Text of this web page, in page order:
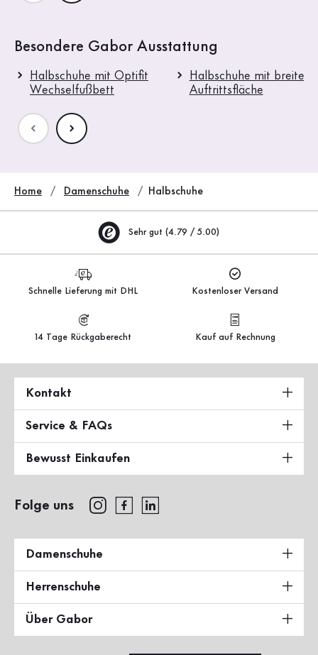
Besondere Gabor Ausstattung
Halbschuhe mit Optifit
Wechselfußbett
Halbschuhe mit
Auftrittsfläche
Home Damenschuhe Halbschuhe
Sehr gut (4.79 / 5.00)
Schnelle Lieferung mit DHL Kostenloser Versand
14 Tage Rückgaberecht Kauf auf Rechnung
Kontakt
Service & FAQs
Bewusst Einkaufen
Folge uns
Damenschuhe
Herrenschuhe
Über Gabor